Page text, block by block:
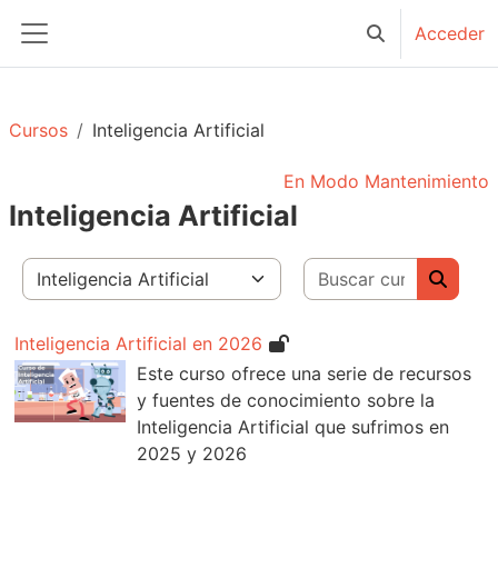
Panel lateral
Selector de
Acceder
Cursos Inteligencia Artificial
En Modo Mantenimiento
Inteligencia Artificial
Categorías
Buscar
Inteligencia Artificial en 2026
Este curso ofrece una serie de recursos
y fuentes de conocimiento sobre la
Inteligencia Artificial que sufrimos en
2025 y 2026